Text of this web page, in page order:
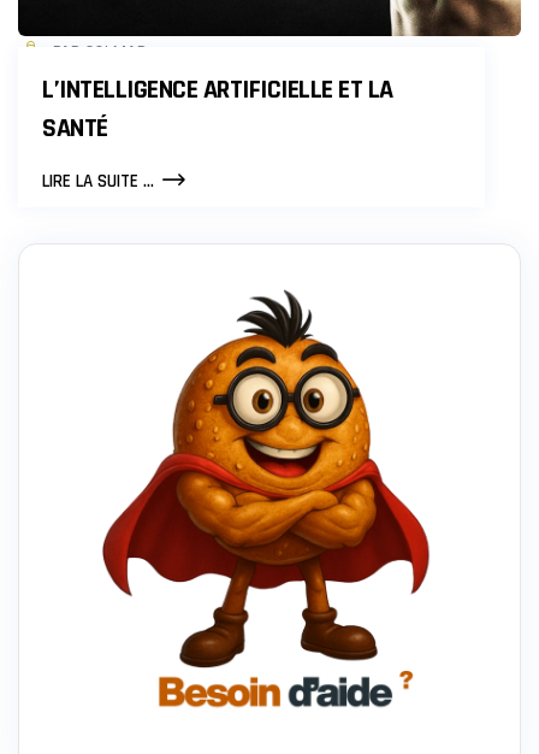
PAR COLMAR
L’INTELLIGENCE ARTIFICIELLE ET LA
SANTÉ
LIRE LA SUITE ...L’INTELLIGENCE
LA